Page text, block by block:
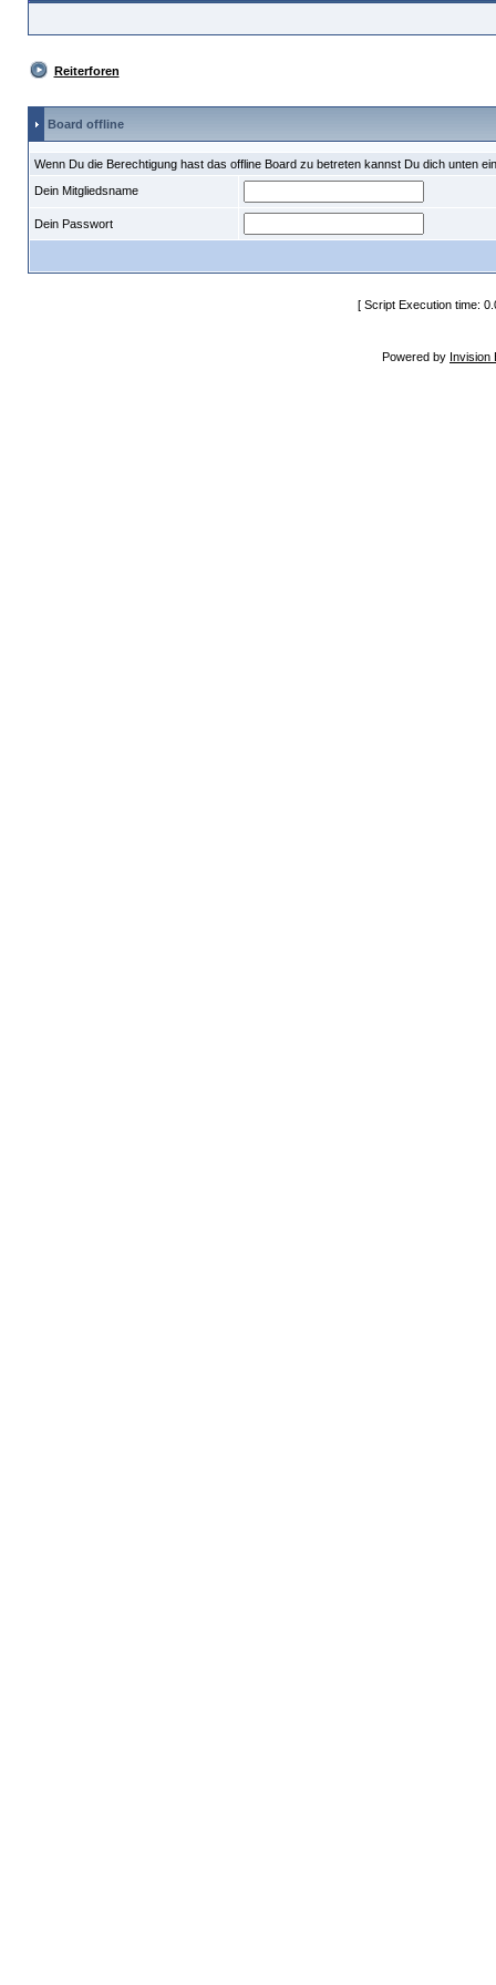
Reiterforen
Board offline
Wenn Du die Berechtigung hast das offline Board zu betreten kannst Du dich unten
Dein Mitgliedsname
Dein Passwort
[ Script Execution time:
Powered by Invision